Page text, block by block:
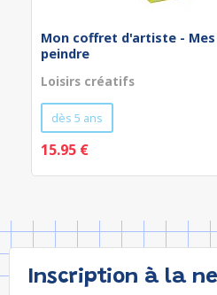
Mon coffret d'artiste -
peindre
Loisirs créatifs
dès 5 ans
15.95 €
Inscription à la